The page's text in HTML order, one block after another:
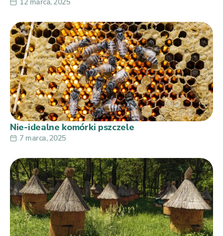
Nie-idealne komórki pszczele
7 marca, 2025